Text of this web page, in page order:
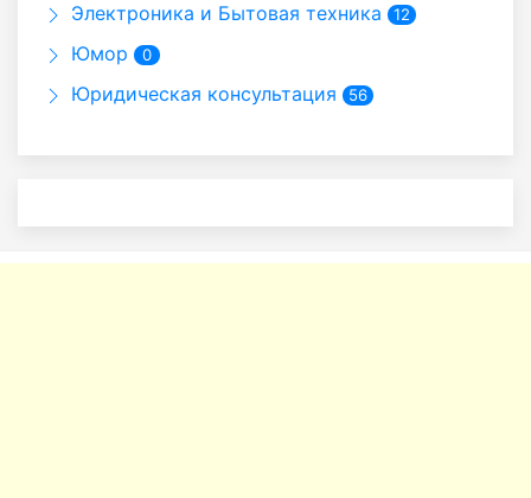
Электроника и Бытовая техника 12
Юмор 0
Юридическая консультация 56